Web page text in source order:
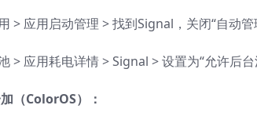
> 应用启动管理 > 找到Signal，关闭“自动管
> 应用耗电详情 > Signal > 设置为“允许后台
（ColorOS）：